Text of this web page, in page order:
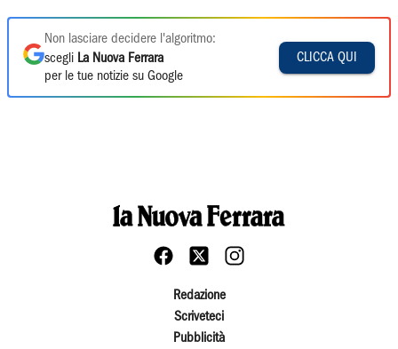
Non lasciare decidere l'algoritmo:
scegli La Nuova Ferrara
per le tue notizie su Google
CLICCA QUI
Redazione
Scriveteci
Pubblicità